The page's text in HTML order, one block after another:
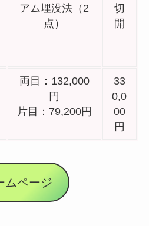
アム埋没法（2
点）
切
開
両目：132,000
円
片目：79,200円
33
0,0
00
円
ムページ